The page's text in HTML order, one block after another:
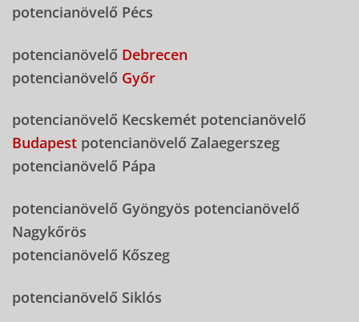
potencianövelő Pécs
potencianövelő Debrecen
potencianövelő Győr
potencianövelő Kecskemét potencianövelő
Budapest potencianövelő Zalaegerszeg
potencianövelő Pápa
potencianövelő Gyöngyös potencianövelő
Nagykőrös
potencianövelő Kőszeg
potencianövelő Siklós